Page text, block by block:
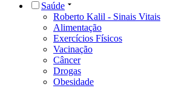
Saúde
Roberto Kalil - Sinais Vitais
Alimentação
Exercícios Físicos
Vacinação
Câncer
Drogas
Obesidade